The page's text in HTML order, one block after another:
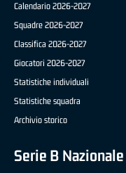
Calendario 2026-2027
Squadre 2026-2027
Classifica 2026-2027
Giocatori 2026-2027
Statistiche individuali
Statistiche squadra
Archivio storico
Serie B Nazionale